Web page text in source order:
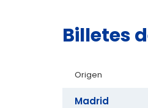
Billetes
Origen
Madrid